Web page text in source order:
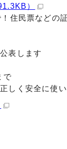
）
住民票などの
表します
で
しく安全に使い